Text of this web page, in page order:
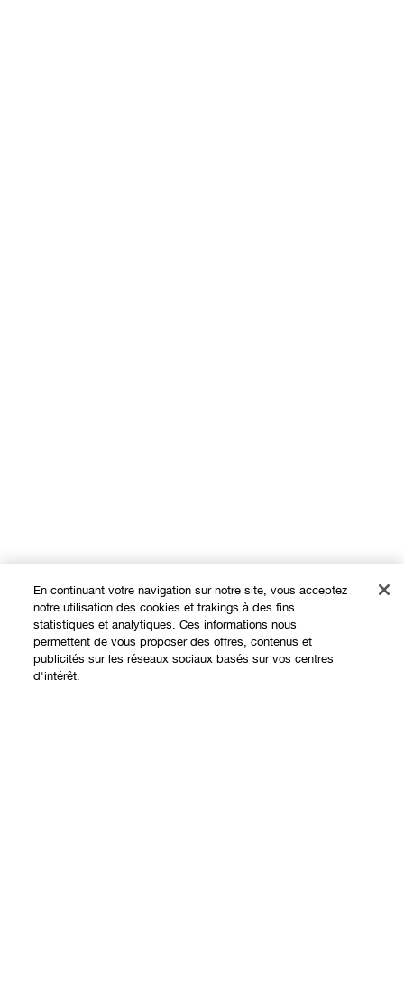
Expérience en ligne
En continuant votre navigation sur notre site, vous acceptez
notre utilisation des cookies et trakings à des fins
statistiques et analytiques. Ces informations nous
permettent de vous proposer des offres, contenus et
publicités sur les réseaux sociaux basés sur vos centres
d'intérêt.